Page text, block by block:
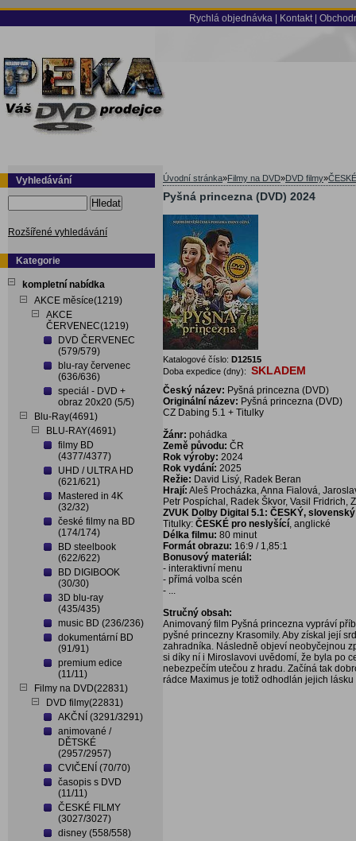
Rychlá objednávka Kontakt
Vyhledávání
Hledat
Rozšířené vyhledávání
Kategorie
kompletní nabídka
AKCE měsíce(1219)
AKCE
ČERVENEC(1219)
DVD ČERVENEC
(579/579)
blu-ray červenec
(636/636)
speciál - DVD +
obraz 20x20 (5/5)
Blu-Ray(4691)
BLU-RAY(4691)
filmy BD
(4377/4377)
UHD / ULTRA HD
(621/621)
Mastered in 4K
(32/32)
české filmy na BD
(174/174)
BD steelbook
(622/622)
BD DIGIBOOK
(30/30)
3D blu-ray
(435/435)
music BD (236/236)
dokumentární BD
(91/91)
premium edice
(11/11)
Filmy na DVD(22831)
DVD filmy(22831)
AKČNÍ (3291/3291)
animované /
DĚTSKÉ
(2957/2957)
CVIČENÍ (70/70)
časopis s DVD
(11/11)
ČESKÉ FILMY
(3027/3027)
disney (558/558)
Úvodní stránka»Filmy na DVD»DVD filmy»
Pyšná princezna (DVD) 2024
Katalogové číslo: D12515
Doba expedice (dny): SKLADEM
Český název: Pyšná princezna (DVD)
Originální název: Pyšná princezna (DVD)
CZ Dabing 5.1 + Titulky
Žánr: pohádka
Země původu: ČR
Rok výroby: 2024
Rok vydání: 2025
Režie: David Lisý, Radek Beran
Hrají: Aleš Procházka, Anna Fialová,
Petr Pospíchal, Radek Škvor, Vasil Fridrich,
ZVUK Dolby Digital 5.1: ČESKÝ,
Titulky: ČESKÉ pro neslyšící, anglické
Délka filmu: 80 minut
Formát obrazu: 16:9 / 1,85:1
Bonusový materiál:
- interaktivní menu
- přímá volba scén
- ...
Stručný obsah:
Animovaný film Pyšná princezna vypráví
pyšné princezny Krasomily. Aby získal její
zahradníka. Následně objeví neobyčejnou
si díky ní i Miroslavovi uvědomí, že byla po
nebezpečím utečou z hradu. Začíná tak
rádce Maximus je totiž odhodlán jejich lásku